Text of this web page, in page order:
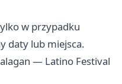
w przypadku
daty lub miejsca.
— Latino Festival